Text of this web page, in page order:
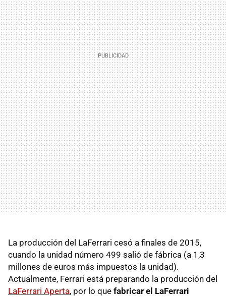
La producción del LaFerrari cesó a finales de 2015,
cuando la unidad número 499 salió de fábrica (a 1,3
millones de euros más impuestos la unidad).
Actualmente, Ferrari está preparando la producción del
LaFerrari Aperta, por lo que fabricar el LaFerrari